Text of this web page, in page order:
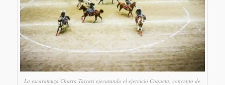
La escaramuza Charra Taiyari ejecutando el ejercicio Coqueta, concepto de